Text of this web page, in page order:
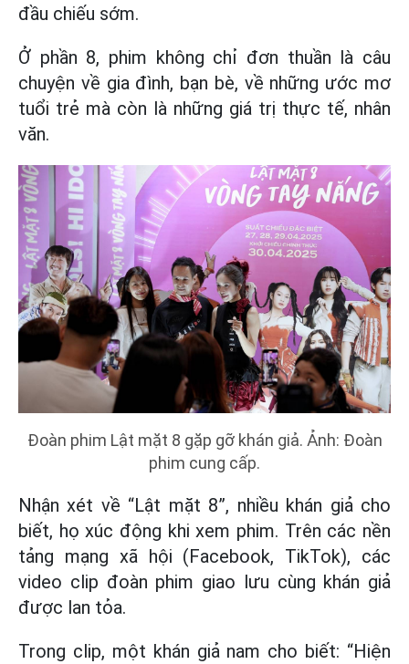
đầu chiếu sớm.
Ở phần 8, phim không chỉ đơn thuần là câu
chuyện về gia đình, bạn bè, về những ước mơ
tuổi trẻ mà còn là những giá trị thực tế, nhân
văn.
Đoàn phim Lật mặt 8 gặp gỡ khán giả. Ảnh: Đoàn
phim cung cấp.
Nhận xét về “Lật mặt 8”, nhiều khán giả cho
biết, họ xúc động khi xem phim. Trên các nền
tảng mạng xã hội (Facebook, TikTok), các
video clip đoàn phim giao lưu cùng khán giả
được lan tỏa.
Trong clip, một khán giả nam cho biết: “Hiện